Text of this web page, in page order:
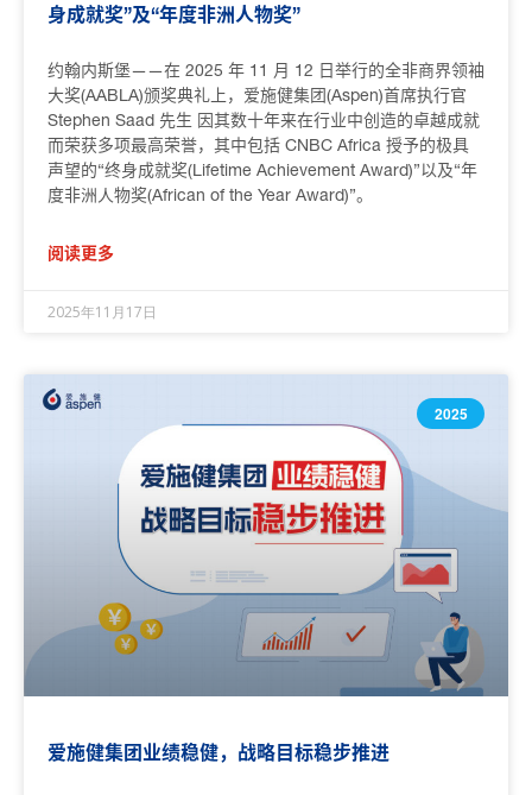
身成就奖”及“年度非洲人物奖”
约翰内斯堡——在 2025 年 11 月 12 日举行的全非商界领袖
大奖(AABLA)颁奖典礼上，爱施健集团(Aspen)首席执行官
Stephen Saad 先生 因其数十年来在行业中创造的卓越成就
而荣获多项最高荣誉，其中包括 CNBC Africa 授予的极具
声望的“终身成就奖(Lifetime Achievement Award)”以及“年
度非洲人物奖(African of the Year Award)”。
阅读更多
2025年11月17日
2025
爱施健集团业绩稳健，战略目标稳步推进